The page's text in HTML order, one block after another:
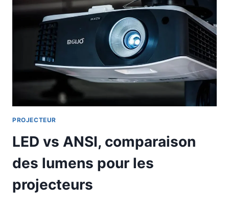
PROJECTEUR
LED vs ANSI, comparaison
des lumens pour les
projecteurs